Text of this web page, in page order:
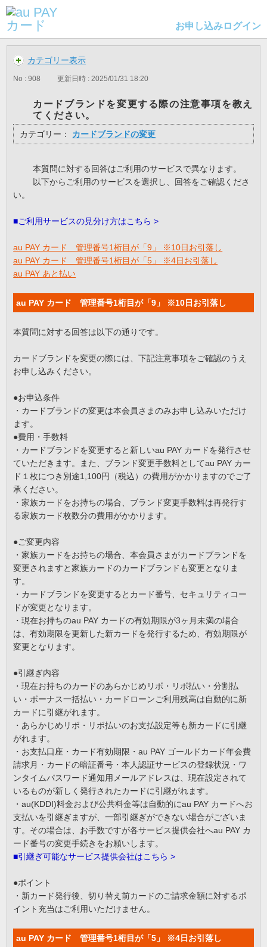
お申し込みログイン
カテゴリー表示
No : 908 更新日時 : 2025/01/31 18:20
カードブランドを変更する際の注意事項を教え
てください。
カテゴリー： カードブランドの変更
本質問に対する回答はご利用のサービスで異なります。
以下からご利用のサービスを選択し、回答をご確認くださ
い。
■ご利用サービスの見分け方はこちら >
au PAY カード 管理番号1桁目が「9」 ※10日お引落し
au PAY カード 管理番号1桁目が「5」 ※4日お引落し
au PAY あと払い
au PAY カード 管理番号1桁目が「9」 ※10日お引落し
本質問に対する回答は以下の通りです。
カードブランドを変更の際には、下記注意事項をご確認のうえ
お申し込みください。
●お申込条件
・カードブランドの変更は本会員さまのみお申し込みいただけ
ます。
●費用・手数料
・カードブランドを変更すると新しいau PAY カードを発行させ
ていただきます。また、ブランド変更手数料としてau PAY カー
ド１枚につき別途1,100円（税込）の費用がかかりますのでご了
承ください。
・家族カードをお持ちの場合、ブランド変更手数料は再発行す
る家族カード枚数分の費用がかかります。
●ご変更内容
・家族カードをお持ちの場合、本会員さまがカードブランドを
変更されますと家族カードのカードブランドも変更となりま
す。
・カードブランドを変更するとカード番号、セキュリティコー
ドが変更となります。
・現在お持ちのau PAY カードの有効期限が3ヶ月未満の場合
は、有効期限を更新した新カードを発行するため、有効期限が
変更となります。
●引継ぎ内容
・現在お持ちのカードのあらかじめリボ・リボ払い・分割払
い・ボーナス一括払い・カードローンご利用残高は自動的に新
カードに引継がれます。
・あらかじめリボ・リボ払いのお支払設定等も新カードに引継
がれます。
・お支払口座・カード有効期限・au PAY ゴールドカード年会費
請求月・カードの暗証番号・本人認証サービスの登録状況・ワ
ンタイムパスワード通知用メールアドレスは、現在設定されて
いるものが新しく発行されたカードに引継がれます。
・au(KDDI)料金および公共料金等は自動的にau PAY カードへお
支払いを引継ぎますが、一部引継ぎができない場合がございま
す。その場合は、お手数ですが各サービス提供会社へau PAY カ
ード番号の変更手続きをお願いします。
■引継ぎ可能なサービス提供会社はこちら >
●ポイント
・新カード発行後、切り替え前カードのご請求金額に対するポ
イント充当はご利用いただけません。
au PAY カード 管理番号1桁目が「5」 ※4日お引落し